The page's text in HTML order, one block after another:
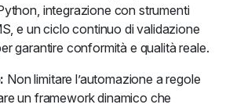
integrazione con strumenti
e un ciclo continuo di validazione
garantire conformità e qualità reale.
Non limitare l’automazione a regole
un framework dinamico che